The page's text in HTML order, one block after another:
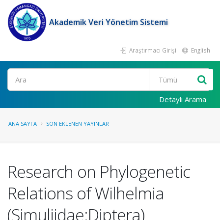
Akademik Veri Yönetim Sistemi
Araştırmacı Girişi English
Ara
Detaylı Arama
ANA SAYFA SON EKLENEN YAYINLAR
Research on Phylogenetic
Relations of Wilhelmia
(Simuliidae:Diptera)